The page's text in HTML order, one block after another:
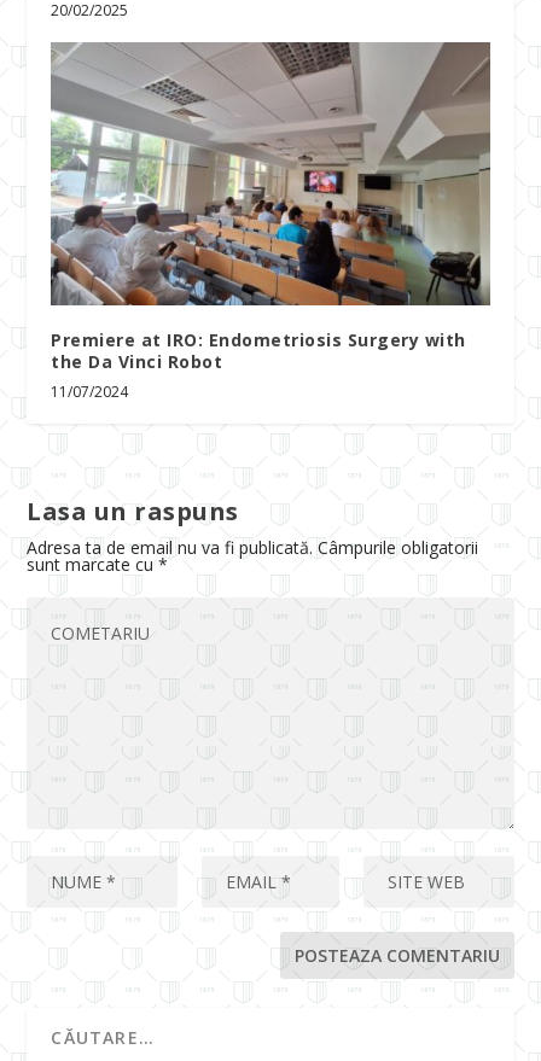
20/02/2025
Premiere at IRO: Endometriosis Surgery with
the Da Vinci Robot
11/07/2024
Lasa un raspuns
Adresa ta de email nu va fi publicată. Câmpurile obligatorii
sunt marcate cu*